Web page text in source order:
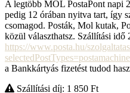
A legtöbb MOL PostaPont napi
pedig 12 órában nyitva tart, így
csomagod. Posták, Mol kutak,
közül választhatsz. Szállítási idő
https://www.posta.hu/
selectedPostTypes=postamachine
a Bankkártyás fizetést tudod
Szállítási díj: 1 850 Ft